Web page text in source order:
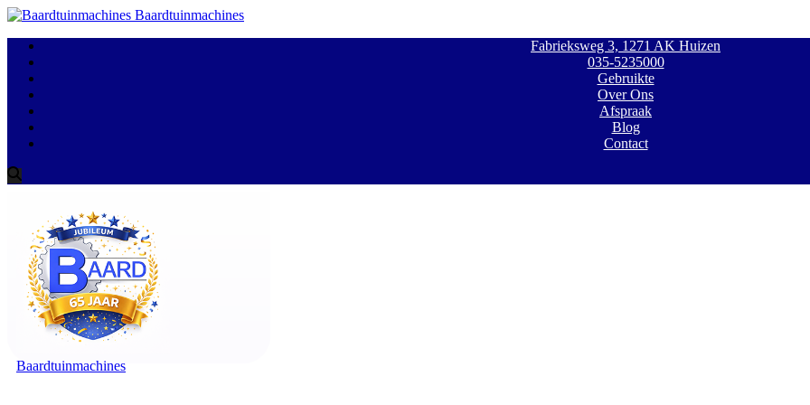
Baardtuinmachines
Fabrieksweg 3, 1271 AK Huizen
035-5235000
Gebruikte
Over Ons
Afspraak
Blog
Contact
Baardtuinmachines